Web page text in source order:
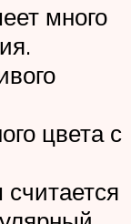
много
цвета с